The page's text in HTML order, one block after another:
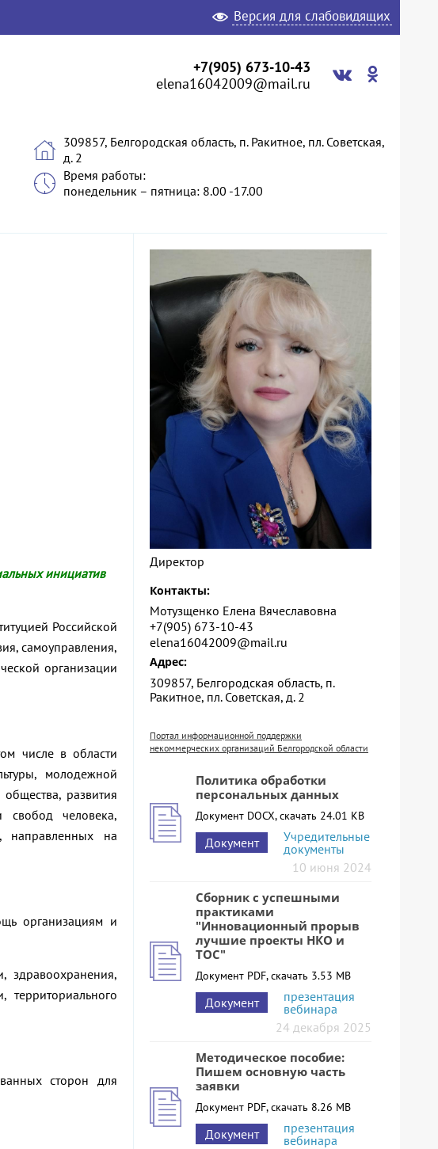
Версия для слабовидящих
+7(905) 673-10-43
elena16042009@mail.ru
309857, Белгородская область, п. Ракитное, пл. Советская,
д. 2
Время работы:
понедельник – пятница: 8.00 -17.00
инициатив
Российской
самоуправления,
организации
числе в области
молодежной
развития
свобод человека,
направленных на
организациям и
здравоохранения,
сторон для
Директор
Контакты:
Мотузщенко Елена Вячеславовна
+7(905) 673-10-43
elena16042009@mail.ru
Адрес:
309857, Белгородская область, п.
Ракитное, пл. Советская, д. 2
Портал информационной поддержки
некоммерческих организаций Белгородской области
Политика обработки
персональных данных
Документ DOCX, скачать 24.01 KB
Документ
Учредительные
документы
10 июня 2024
Сборник с успешными
практиками
"Инновационный прорыв
лучшие проекты НКО и
ТОС"
Документ PDF, скачать 3.53 MB
Документ
презентация
вебинара
24 декабря 2025
Методическое пособие:
Пишем основную часть
заявки
Документ PDF, скачать 8.26 MB
Документ
презентация
вебинара